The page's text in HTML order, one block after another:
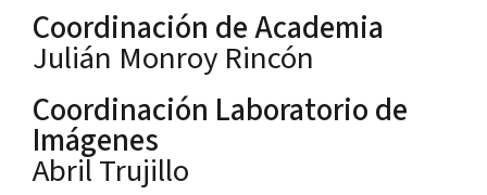
Coordinación de Academia
Julián Monroy Rincón
Coordinación Laboratorio de
Imágenes
Abril Trujillo